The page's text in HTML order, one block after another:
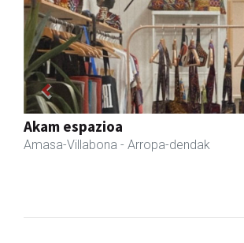
Amane
Amasa-Villabona - Arropa-dendak
Previous